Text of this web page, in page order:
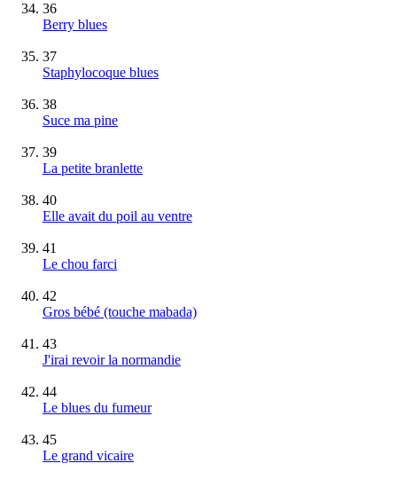
36
Berry blues
37
Staphylocoque blues
38
Suce ma pine
39
La petite branlette
40
Elle avait du poil au ventre
41
Le chou farci
42
Gros bébé (touche mabada)
43
J'irai revoir la normandie
44
Le blues du fumeur
45
Le grand vicaire